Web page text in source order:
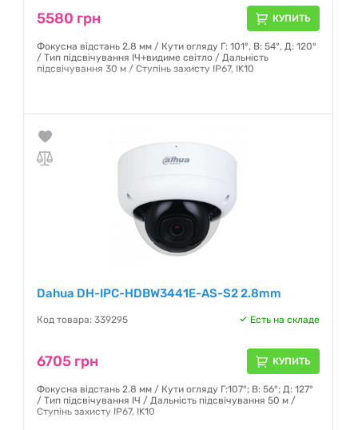
5580 грн КУПИТЬ
Фокусна відстань 2.8 мм / Кути огляду Г: 101°, В: 54°, Д: 120°
/ Тип підсвічування ІЧ+видиме світло / Дальність
підсвічування 30 м / Ступінь захисту IP67, IK10
Dahua DH-IPC-HDBW3441E-AS-S2 2.8mm
Код товара: 339295 Есть на складе
6705 грн КУПИТЬ
Фокусна відстань 2.8 мм / Кути огляду Г:107°; В: 56°; Д: 127°
/ Тип підсвічування ІЧ / Дальність підсвічування 50 м /
Ступінь захисту IP67, IK10